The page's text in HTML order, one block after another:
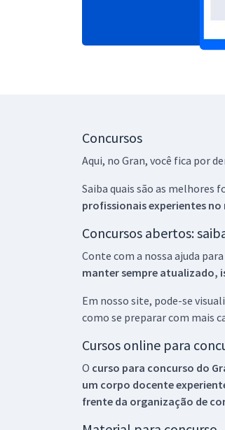
Concursos
Aqui, no Gran, você fica por
Saiba quais são as melhores
profissionais experientes no
Concursos abertos:
Conte com a nossa ajuda
manter sempre atualizado,
Em nosso site, pode-se
como se preparar com mais
Cursos online para
O curso para concurso do
um corpo docente
frente da organização de